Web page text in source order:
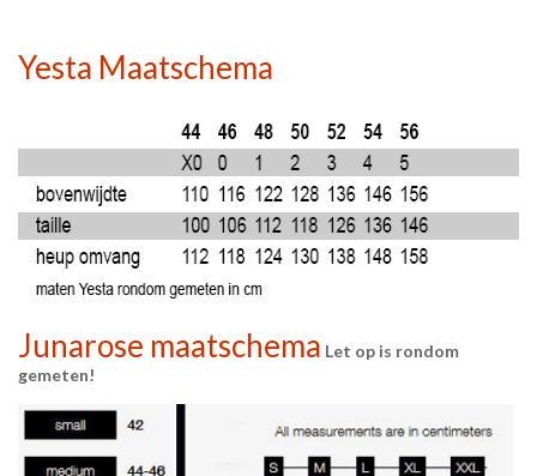
Yesta Maatschema
Junarose maatschema Let op is rondom
gemeten!